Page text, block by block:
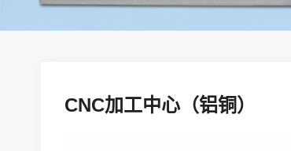
CNC加工中心（铝铜）